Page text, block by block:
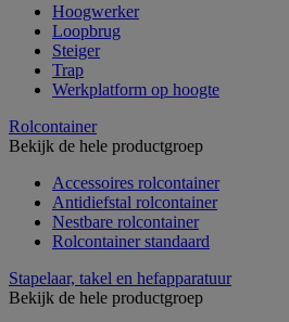
Hoogwerker
Loopbrug
Steiger
Trap
Werkplatform op hoogte
Rolcontainer
Bekijk de hele productgroep
Accessoires rolcontainer
Antidiefstal rolcontainer
Nestbare rolcontainer
Rolcontainer standaard
Stapelaar, takel en hefapparatuur
Bekijk de hele productgroep